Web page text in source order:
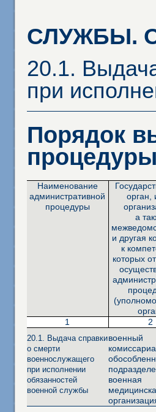
СЛУЖБЫ.
20.1.
при
Порядок
процедуры
Наименование
административной
процедуры
орган,
а
и другая
к
которых
1 2
20.1. Выдача справки
о смерти
военнослужащего
при исполнении
обязанностей
военной службы
военный
военная